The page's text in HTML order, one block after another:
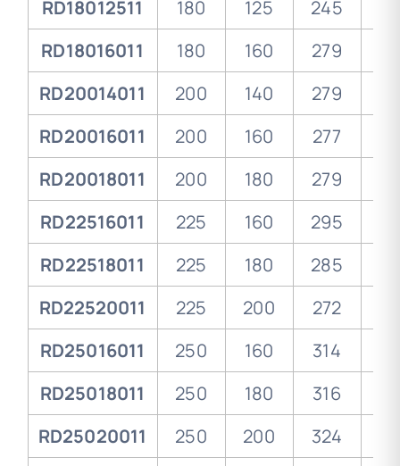
RD18012511 180 125 245
RD18016011
180 160 279
RD20014011
200 140 279
RD20016011
200 160 277
RD20018011
200 180 279
RD22516011
225 160 295
RD22518011
225 180 285
RD22520011
225 200 272
RD25016011
250 160 314
RD25018011
250 180 316
RD25020011
250 200 324